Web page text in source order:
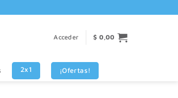
🚚 | 💳 3 CUOTAS SIN INTERES VISA - MASTERCARD
Acceder $ 0,00
2x1 ¡Ofertas!